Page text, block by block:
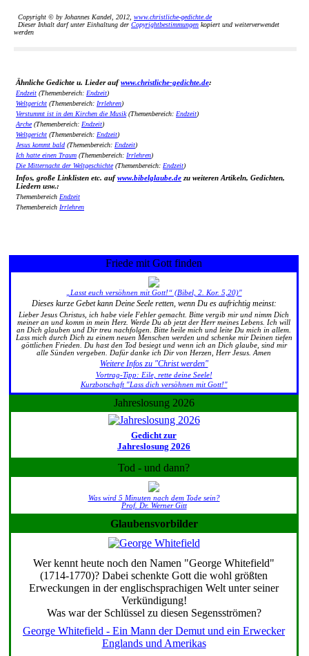
Copyright © by Johannes Kandel, 2012, www.christliche-gedichte.de
Dieser Inhalt darf unter Einhaltung der Copyrightbestimmungen kopiert und weiterverwendet
werden
Ähnliche Gedichte u. Lieder aufwww.christliche-gedichte.de:
Endzeit (Themenbereich: Endzeit)
Weltgericht (Themenbereich: Irrlehren)
Verstummt ist in den Kirchen die Musik(Themenbereich: Endzeit)
Arche(Themenbereich: Endzeit)
Weltgericht (Themenbereich: Endzeit)
Jesus kommt bald (Themenbereich: Endzeit)
Ich hatte einen Traum (Themenbereich: Irrlehren)
Die Mitternacht der Weltgeschichte(Themenbereich: Endzeit)
Infos, große Linklisten etc. aufwww.bibelglaube.de zu weiteren Artikeln, Gedichten,
Liedern usw.:
Themenbereich Endzeit
Themenbereich Irrlehren
Friede mit Gott finden
„Lasst euch versöhnen mit Gott!“ (Bibel, 2. Kor. 5,20)"
Dieses kurze Gebet kann Deine Seele retten, wenn Du es aufrichtig meinst:
Lieber Jesus Christus, ich habe viele Fehler gemacht. Bitte vergib mir und nimm Dich
meiner an und komm in mein Herz. Werde Du ab jetzt der Herr meines Lebens. Ich will
an Dich glauben und Dir treu nachfolgen. Bitte heile mich und leite Du mich in allem.
Lass mich durch Dich zu einem neuen Menschen werden und schenke mir Deinen tiefen
göttlichen Frieden. Du hast den Tod besiegt und wenn ich an Dich glaube, sind mir
alle Sünden vergeben. Dafür danke ich Dir von Herzen, Herr Jesus. Amen
Weitere Infos zu "Christ werden"
Vortrag-Tipp: Eile, rette deine Seele!
Kurzbotschaft "Lass dich versöhnen mit Gott!"
Jahreslosung 2026
Gedicht zur
Jahreslosung 2026
Tod - und dann?
Was wird 5 Minuten nach dem Tode sein?
Prof. Dr. Werner Gitt
Glaubensvorbilder
Wer kennt heute noch den Namen "George Whitefield"
(1714-1770)? Dabei schenkte Gott die wohl größten
Erweckungen in der englischsprachigen Welt unter seiner
Verkündigung!
Was war der Schlüssel zu diesen Segensströmen?
George Whitefield - Ein Mann der Demut und ein Erwecker
Englands und Amerikas